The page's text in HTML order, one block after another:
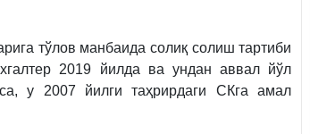
тўлов манбаида солиқ солиш тартиби
2019 йилда ва ундан аввал йўл
у 2007 йилги таҳрирдаги СКга амал